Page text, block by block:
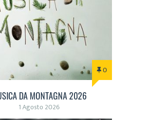
0
DA MONTAGNA 2026
1 Agosto 2026